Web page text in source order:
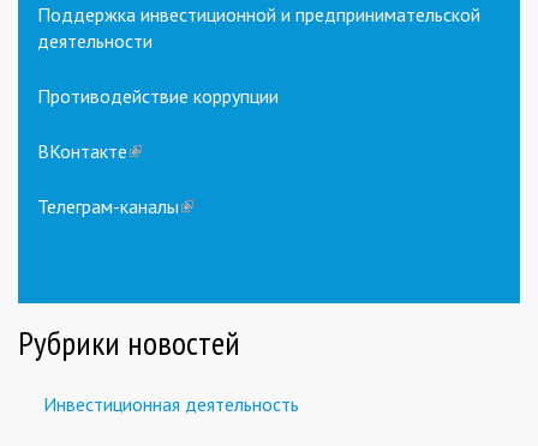
Поддержка инвестиционной и предпринимательской
деятельности
Противодействие коррупции
ВКонтакте(link
external)
Телеграм-каналы(link
Рубрики новостей
Инвестиционная деятельность